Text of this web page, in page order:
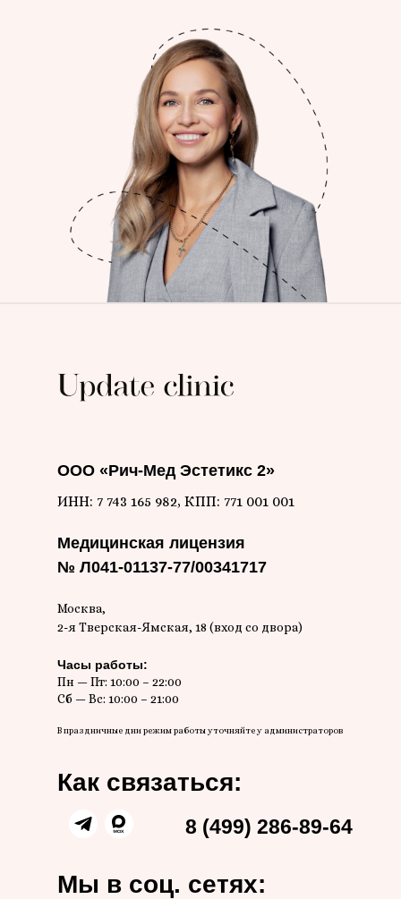
ООО «Рич-Мед Эстетикс 2»
ИНН: 7 743 165 982, КПП: 771 001 001
Медицинская лицензия
№ Л041-01137-77/00341717
Москва,
2-я Тверская-Ямская, 18 (вход со двора)
8 (499) 286-89-64
Мы в соц. сетях:
Как связаться:
Часы работы:
Пн — Пт: 10:00 – 22:00
Сб — Вс: 10:00 – 21:00
В праздничные дни режим работы уточняйте у администраторов